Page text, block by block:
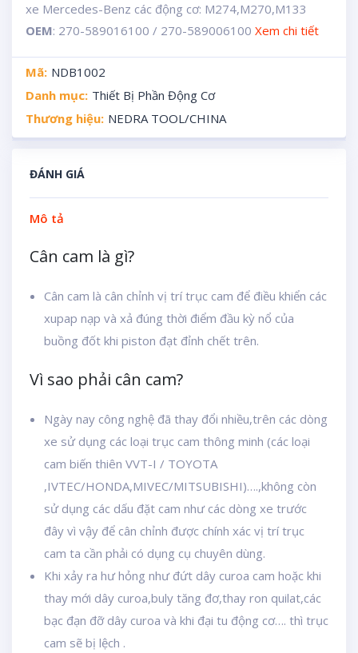
xe Mercedes-Benz các động cơ: M274,M270,M133
OEM: 270-589016100 / 270-589006100 Xem chi tiết
Mã: NDB1002
Danh mục: Thiết Bị Phần Động Cơ
Thương hiệu: NEDRA TOOL/CHINA
ĐÁNH GIÁ
Mô tả
Cân cam là gì?
Cân cam là cân chỉnh vị trí trục cam để điều khiển các
xupap nạp và xả đúng thời điểm đầu kỳ nổ của
buồng đốt khi piston đạt đỉnh chết trên.
Vì sao phải cân cam?
Ngày nay công nghệ đã thay đổi nhiều,trên các dòng
xe sử dụng các loại trục cam thông minh (các loại
cam biến thiên VVT-I / TOYOTA
,IVTEC/HONDA,MIVEC/MITSUBISHI)….,không còn
sử dụng các dấu đặt cam như các dòng xe trước
đây vì vậy để cân chỉnh được chính xác vị trí trục
cam ta cần phải có dụng cụ chuyên dùng.
Khi xảy ra hư hỏng như đứt dây curoa cam hoặc khi
thay mới dây curoa,buly tăng đơ,thay ron quilat,các
bạc đạn đỡ dây curoa và khi đại tu động cơ…. thì trục
cam sẽ bị lệch .